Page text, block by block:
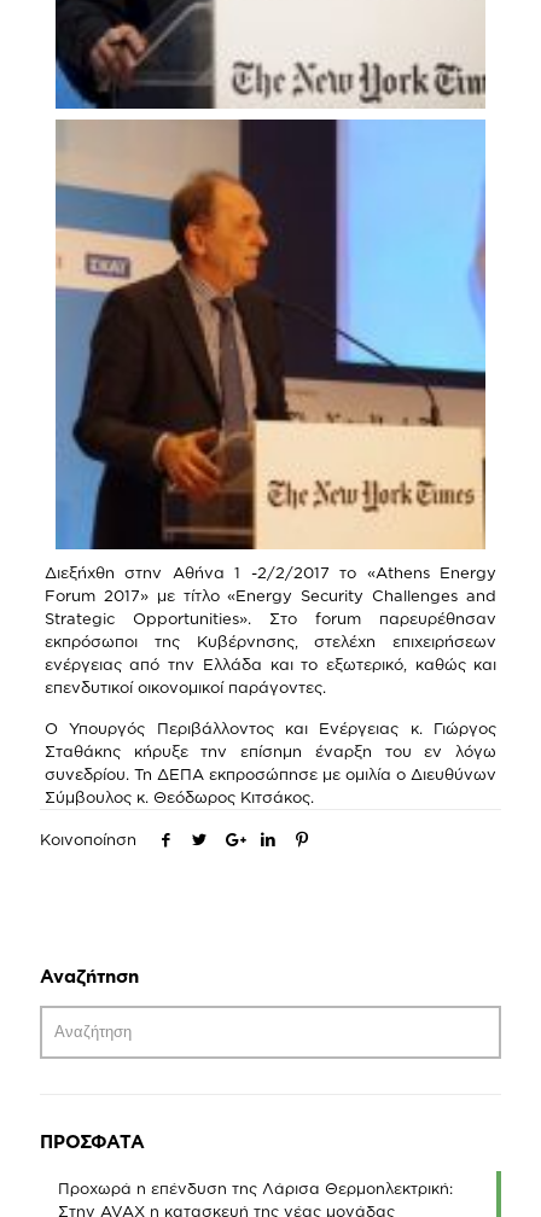
Διεξήχθη στην Αθήνα 1 -2/2/2017 το «Αthens Energy
Forum 2017» με τίτλο «Εnergy Security Challenges and
Strategic Opportunities». Στο forum παρευρέθησαν
εκπρόσωποι της Κυβέρνησης, στελέχη επιχειρήσεων
ενέργειας από την Ελλάδα και το εξωτερικό, καθώς και
επενδυτικοί οικονομικοί παράγοντες.
Ο Υπουργός Περιβάλλοντος και Ενέργειας κ. Γιώργος
Σταθάκης κήρυξε την επίσημη έναρξη του εν λόγω
συνεδρίου. Τη ΔΕΠΑ εκπροσώπησε με ομιλία ο Διευθύνων
Σύμβουλος κ. Θεόδωρος Κιτσάκος.
Κοινοποίηση
Αναζήτηση
ΠΡΟΣΦΑΤΑ
Προχωρά η επένδυση της Λάρισα Θερμοηλεκτρική:
Στην AVAX η κατασκευή της νέας μονάδας